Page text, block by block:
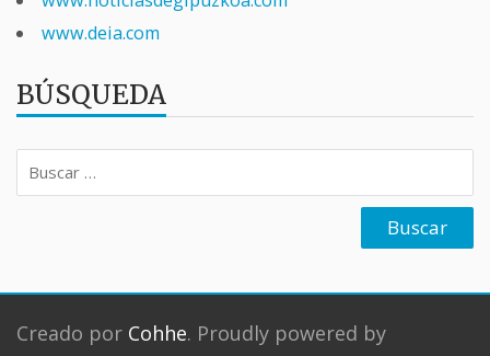
www.deia.com
BÚSQUEDA
Buscar:
Creado por Cohhe. Proudly powered by